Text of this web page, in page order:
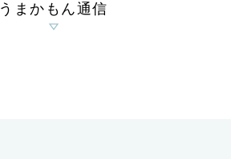
うまかもん通信